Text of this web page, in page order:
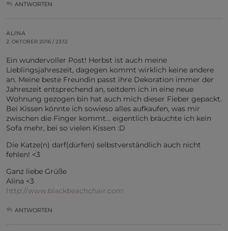
ANTWORTEN
ALINA
2. OKTOBER 2016 / 23:12
Ein wundervoller Post! Herbst ist auch meine
Lieblingsjahreszeit, dagegen kommt wirklich keine andere
an. Meine beste Freundin passt ihre Dekoration immer der
Jahreszeit entsprechend an, seitdem ich in eine neue
Wohnung gezogen bin hat auch mich dieser Fieber gepackt.
Bei Kissen könnte ich sowieso alles aufkaufen, was mir
zwischen die Finger kommt… eigentlich bräuchte ich kein
Sofa mehr, bei so vielen Kissen :D
Die Katze(n) darf(dürfen) selbstverständlich auch nicht
fehlen! <3
Ganz liebe Grüße
Alina <3
http://www.blackbeachchair.com
ANTWORTEN